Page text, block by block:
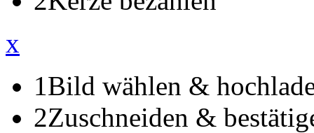
x
1Bild wählen &
2Zuschneiden &